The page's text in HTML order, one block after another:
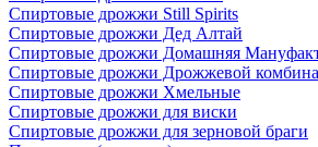
Спиртовые дрожжи Still Spirits
Спиртовые дрожжи Дед Алтай
Спиртовые дрожжи Домашняя
Спиртовые дрожжи Дрожжевой
Спиртовые дрожжи Хмельные
Спиртовые дрожжи для виски
Спиртовые дрожжи для зерновой браги